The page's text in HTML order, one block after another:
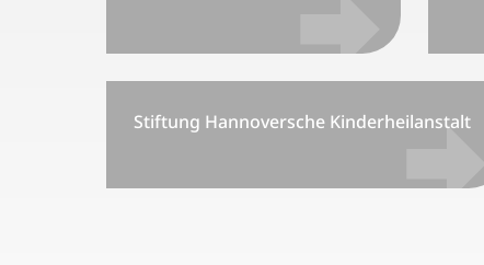
Stiftung Hannoversche Kinderheilanstalt